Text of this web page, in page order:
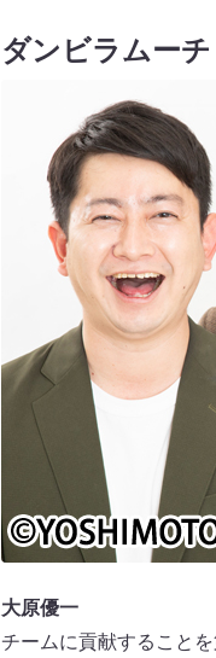
ダンビラムー
大原優一
チームに貢献すること